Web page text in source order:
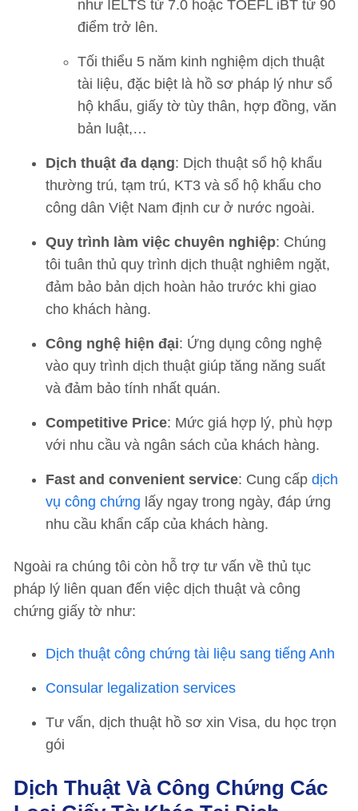
như IELTS từ 7.0 hoặc TOEFL iBT từ 90
điểm trở lên.
Tối thiểu 5 năm kinh nghiệm dịch thuật
tài liệu, đặc biệt là hồ sơ pháp lý như sổ
hộ khẩu, giấy tờ tùy thân, hợp đồng, văn
bản luật,…
Dịch thuật đa dạng: Dịch thuật sổ hộ khẩu
thường trú, tạm trú, KT3 và sổ hộ khẩu cho
công dân Việt Nam định cư ở nước ngoài.
Quy trình làm việc chuyên nghiệp: Chúng
tôi tuân thủ quy trình dịch thuật nghiêm ngặt,
đảm bảo bản dịch hoàn hảo trước khi giao
cho khách hàng.
Công nghệ hiện đại: Ứng dụng công nghệ
vào quy trình dịch thuật giúp tăng năng suất
và đảm bảo tính nhất quán.
Competitive Price: Mức giá hợp lý, phù hợp
với nhu cầu và ngân sách của khách hàng.
Fast and convenient service: Cung cấp dịch
vụ công chứng lấy ngay trong ngày, đáp ứng
nhu cầu khẩn cấp của khách hàng.
Ngoài ra chúng tôi còn hỗ trợ tư vấn về thủ tục
pháp lý liên quan đến việc dịch thuật và công
chứng giấy tờ như:
Dịch thuật công chứng tài liệu sang tiếng Anh
Consular legalization services
Tư vấn, dịch thuật hồ sơ xin Visa, du học trọn
gói
Dịch Thuật Và Công Chứng Các